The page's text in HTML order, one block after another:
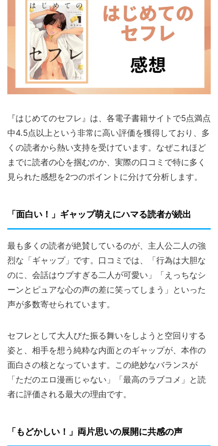
『はじめてのセフレ』は、各電子書籍サイトで5点満点
中4.5点以上という非常に高い評価を獲得しており、多
くの読者から熱い支持を受けています。なぜこれほど
までに読者の心を掴むのか、実際の口コミで特に多く
見られた感想を2つのポイントに分けて分析します。
「面白い！」ギャップ萌えにハマる読者が続出
最も多くの読者が絶賛しているのが、主人公二人の強
烈な「ギャップ」です。口コミでは、「行為は大胆な
のに、会話はウブすぎる二人が可愛い」「えっちなシ
ーンとピュアな心の声の差に笑ってしまう」といった
声が多数寄せられています。
セフレとして大人びた振る舞いをしようと空回りする
姿と、相手を想う純粋な内面とのギャップが、本作の
面白さの核となっています。この絶妙なバランスが
「ただのエロ漫画じゃない」「最高のラブコメ」と読
者に評価される最大の理由です。
「もどかしい！」両片思いの展開に共感の声